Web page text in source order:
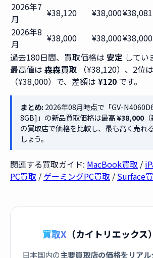
2026年7
月
¥38,120 ¥38,000¥38,081
2026年8
月
¥38,000 ¥38,000¥38,000
過去180日間、買取価格は 安定 してい
最高値は 森森買取 （¥38,120）、2位は
（¥38,000）で、差額は ¥120 です。
まとめ:2026年08月時点で「GV-
8GB]」の新品買取価格は最高¥38,000（
の買取店で価格を比較し、最も高く売れ
しょう。
関連する買取ガイド: MacBook買取 /
PC買取 / ゲーミングPC買取 / Surface
買取X （カイトリエックス
日本国内の主要買取店の価格をリア